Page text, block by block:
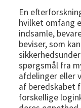
En
hvilket omfang
indsamle,
beviser, som
spørgsmål fra
afdelinger eller
af beredskabet
forskellige